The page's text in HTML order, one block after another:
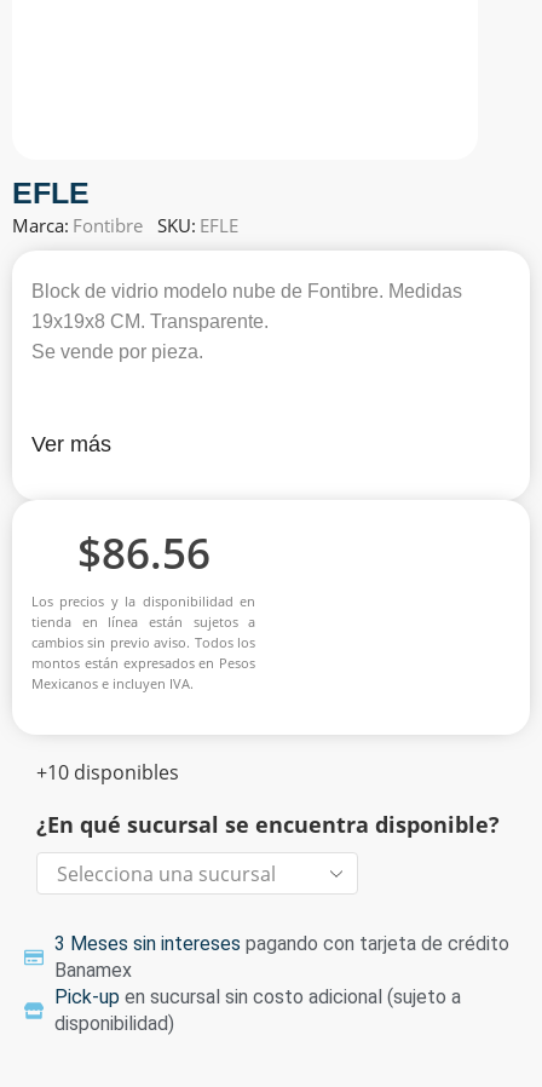
EFLE
Marca: Fontibre SKU: EFLE
Block de vidrio modelo nube de Fontibre. Medidas
19x19x8 CM. Transparente.
Se vende por pieza.
Ver más
$86.56
Los precios y la disponibilidad en
tienda en línea están sujetos a
cambios sin previo aviso. Todos los
montos están expresados en Pesos
Mexicanos e incluyen IVA.
+10 disponibles
¿En qué sucursal se encuentra disponible?
3 Meses sin intereses pagando con tarjeta de crédito
Banamex
Pick-up en sucursal sin costo adicional (sujeto a
disponibilidad)